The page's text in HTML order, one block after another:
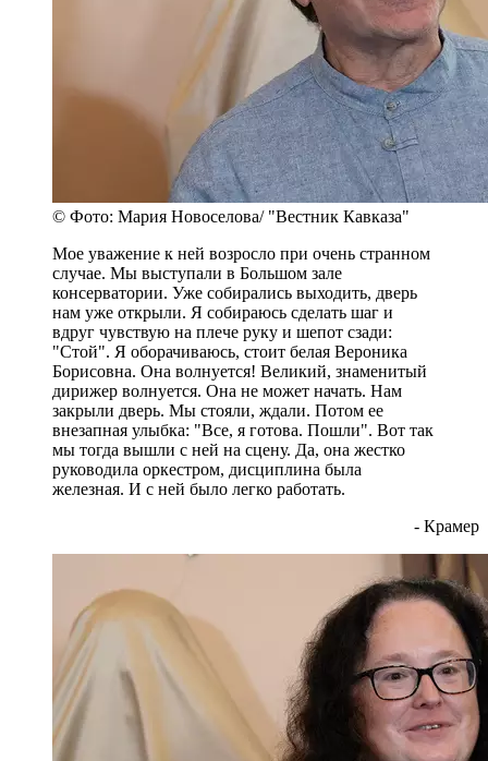
© Фото: Мария Новоселова/ "Вестник Кавказа"
Мое уважение к ней возросло при очень странном
случае. Мы выступали в Большом зале
консерватории. Уже собирались выходить, дверь
нам уже открыли. Я собираюсь сделать шаг и
вдруг чувствую на плече руку и шепот сзади:
"Стой". Я оборачиваюсь, стоит белая Вероника
Борисовна. Она волнуется! Великий, знаменитый
дирижер волнуется. Она не может начать. Нам
закрыли дверь. Мы стояли, ждали. Потом ее
внезапная улыбка: "Все, я готова. Пошли". Вот так
мы тогда вышли с ней на сцену. Да, она жестко
руководила оркестром, дисциплина была
железная. И с ней было легко работать.
- Крамер